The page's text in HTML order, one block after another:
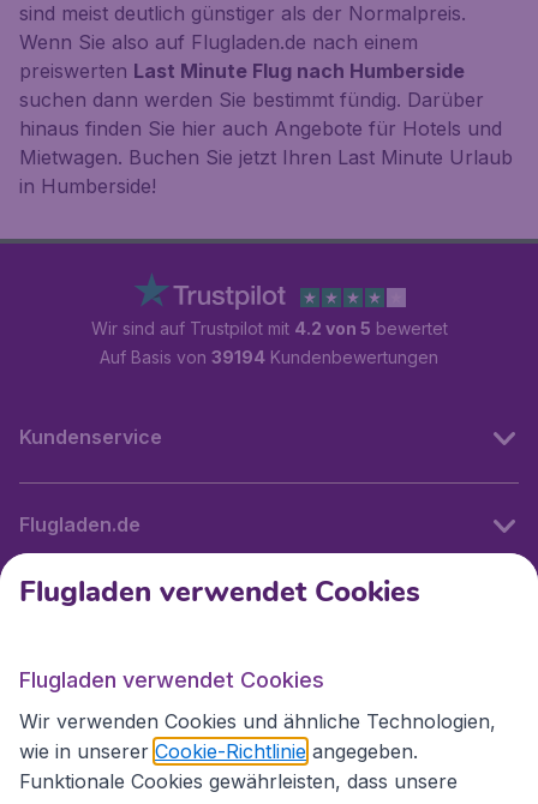
sind meist deutlich günstiger als der Normalpreis.
Wenn Sie also auf Flugladen.de nach einem
preiswerten Last Minute Flug nach Humberside
suchen dann werden Sie bestimmt fündig. Darüber
hinaus finden Sie hier auch Angebote für Hotels und
Mietwagen. Buchen Sie jetzt Ihren Last Minute Urlaub
in Humberside!
Wir sind auf Trustpilot mit 4.2 von 5 bewertet
Auf Basis von 39194 Kundenbewertungen
Kundenservice
Flugladen.de
Internationale Webseiten
Folgen Sie uns:
Flugladen verwendet Cookies
Flugladen verwendet Cookies
Wir verwenden Cookies und ähnliche Technologien,
wie in unserer Cookie-Richtlinie angegeben.
Funktionale Cookies gewährleisten, dass unsere